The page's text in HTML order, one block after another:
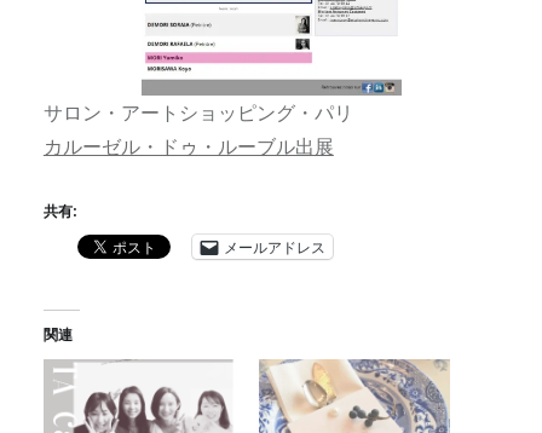
サロン・アートショッピング・パリ
カルーゼル・ドゥ・ルーブル出展
共有:
メールアドレス
関連